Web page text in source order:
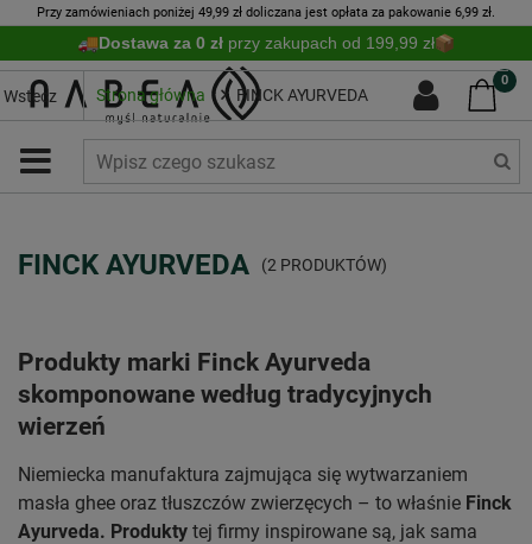
Przy zamówieniach poniżej 49,99 zł doliczana jest opłata za pakowanie 6,99 zł.
Dostawa za 0 zł przy zakupach od 199,99 zł
0
Wstecz Strona główna FINCK AYURVEDA
FINCK AYURVEDA (2 PRODUKTÓW)
Produkty marki Finck Ayurveda
skomponowane według tradycyjnych
wierzeń
Niemiecka manufaktura zajmująca się wytwarzaniem
masła ghee oraz tłuszczów zwierzęcych – to właśnie Finck
Ayurveda. Produkty tej firmy inspirowane są, jak sama